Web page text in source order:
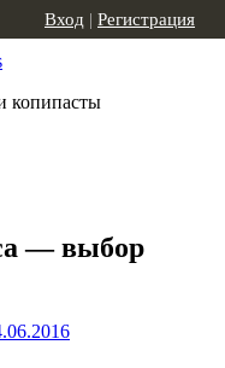
копипасты
Вход | Регистрация
— выбор